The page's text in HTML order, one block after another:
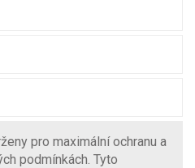
pro maximální ochranu a
podmínkách. Tyto